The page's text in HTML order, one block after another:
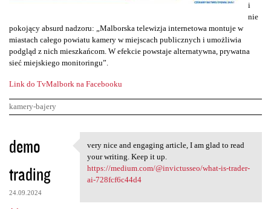
i
nie
pokojący absurd nadzoru: „Malborska telewizja internetowa montuje w
miastach całego powiatu kamery w miejscach publicznych i umożliwia
podgląd z nich mieszkańcom. W efekcie powstaje alternatywna, prywatna
sieć miejskiego monitoringu”.
Link do TvMalbork na Facebooku
kamery-bajery
K
o
m
e
demo
trading
24.09.2024
very nice and engaging
very nice and engaging article, I am glad to read
your writing. Keep it up.
https://medium.com/@invictusseo/what-is-trader-
ai-728fcf6c44d4